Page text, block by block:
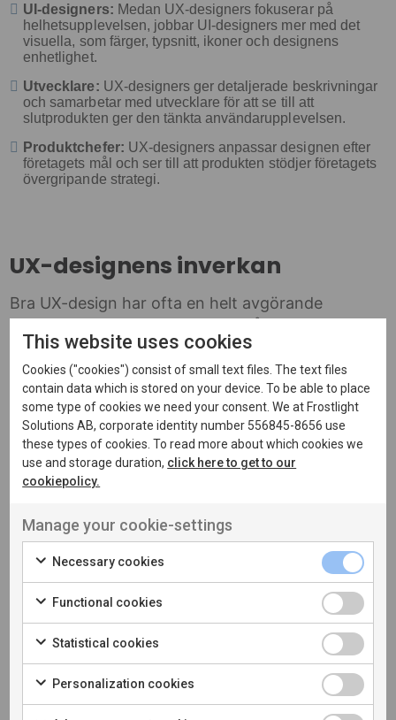
UI-designers: Medan UX-designers fokuserar på
helhetsupplevelsen, jobbar UI-designers mer med det
visuella, som färger, typsnitt, ikoner och designens
enhetlighet.
Utvecklare: UX-designers ger detaljerade beskrivningar
och samarbetar med utvecklare för att se till att
slutprodukten ger den tänkta användarupplevelsen.
Produktchefer: UX-designers anpassar designen efter
företagets mål och ser till att produkten stödjer företagets
övergripande strategi.
UX-designens inverkan
Bra UX-design har ofta en helt avgörande
betydelse för en produkts framgång. Genom att
fokusera på de specifika planerade användarnas
behov och skapa intuitiva upplevelser hjälper UX-
designers företag att:
Behålla kunder
Minska utvecklingskostnader
Öka kundnöjdheten
Frostlight och UX
UX-designers spelar en nyckelroll i att skapa
produkter som användarna gillar och vill använda,
om och om igen. Deras arbete sträcker sig från
initial research till slutlig testning och finslipning,
This website uses cookies
Cookies ("cookies") consist of small text files. The text files
contain data which is stored on your device. To be able to place
some type of cookies we need your consent. We at Frostlight
Solutions AB, corporate identity number 556845-8656 use
these types of cookies. To read more about which cookies we
use and storage duration, click here to get to our
cookiepolicy.
Manage your cookie-settings
Necessary cookies
Functional cookies
Statistical cookies
Personalization cookies